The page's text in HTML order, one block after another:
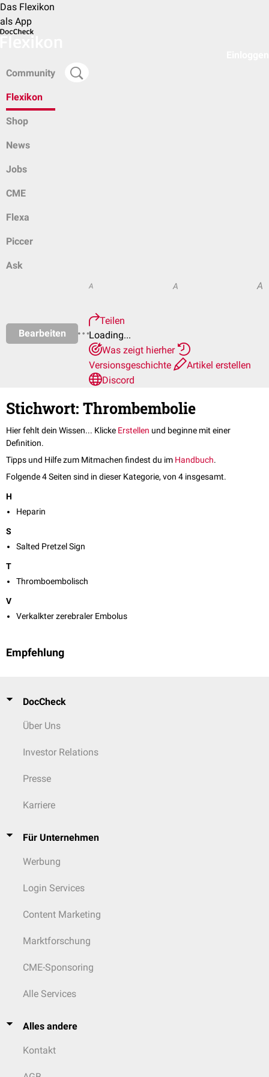
Das Flexikon
als App
Community
Flexikon
Shop
News
Jobs
CME
Flexa
Piccer
Ask
Bearbeiten
A A A
Teilen
Loading...
Was zeigt hierher
Versionsgeschichte
Artikel erstellen
Discord
Stichwort: Thrombembolie
Hier fehlt dein Wissen... Klicke Erstellen und beginne mit einer
Definition.
Tipps und Hilfe zum Mitmachen findest du im Handbuch.
Folgende 4 Seiten sind in dieser Kategorie, von 4 insgesamt.
H
Heparin
S
Salted Pretzel Sign
T
Thromboembolisch
V
Verkalkter zerebraler Embolus
Empfehlung
DocCheck
Über Uns
Investor Relations
Presse
Karriere
Für Unternehmen
Werbung
Login Services
Content Marketing
Marktforschung
CME-Sponsoring
Alle Services
Alles andere
Kontakt